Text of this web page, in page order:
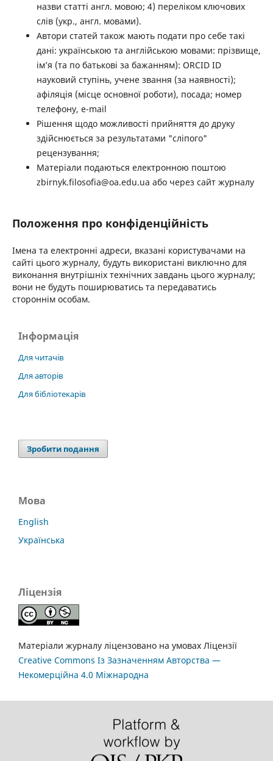
назви статті англ. мовою; 4) переліком ключових
слів (укр., англ. мовами).
Автори статей також мають подати про себе такі
дані: українською та англійською мовами: прізвище,
ім’я (та по батькові за бажанням): ORCID ID
науковий ступінь, учене звання (за наявності);
афіляція (місце основної роботи), посада; номер
телефону, e-mail
Рішення щодо можливості прийняття до друку
здійснюється за результатами "сліпого"
рецензування;
Матеріали подаються електронною поштою
zbirnyk.filosofia@oa.edu.ua або через сайт журналу
Положення про конфіденційність
Імена та електронні адреси, вказані користувачами на
сайті цього журналу, будуть використані виключно для
виконання внутрішніх технічних завдань цього журналу;
вони не будуть поширюватись та передаватись
стороннім особам.
Інформація
Для читачів
Для авторів
Для бібліотекарів
Зробити подання
Мова
English
Українська
Ліцензія
Матеріали журналу ліцензовано на умовах Ліцензії
Creative Commons Із Зазначенням Авторства —
Некомерційна 4.0 Міжнародна